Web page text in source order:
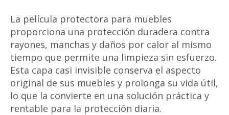
La película protectora para muebles
proporciona una protección duradera contra
rayones, manchas y daños por calor al mismo
tiempo que permite una limpieza sin esfuerzo.
Esta capa casi invisible conserva el aspecto
original de sus muebles y prolonga su vida útil,
lo que la convierte en una solución práctica y
rentable para la protección diaria.